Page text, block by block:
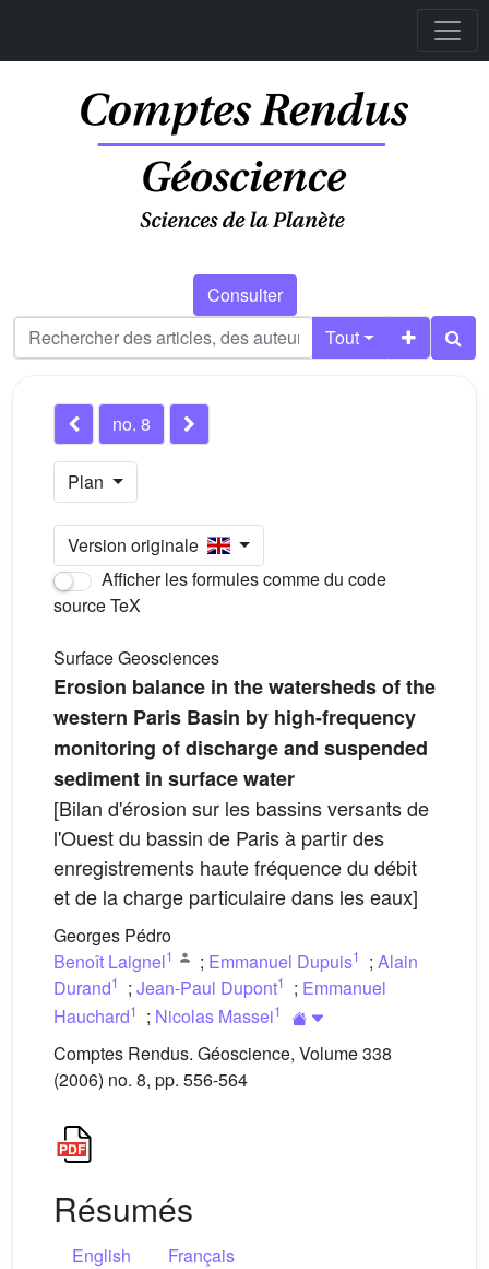
Consulter
Tout
no. 8
Plan
Version originale
Afficher les formules comme du code
source TeX
Surface Geosciences
Erosion balance in the watersheds of the
western Paris Basin by high-frequency
monitoring of discharge and suspended
sediment in surface water
[Bilan d'érosion sur les bassins versants de
l'Ouest du bassin de Paris à partir des
enregistrements haute fréquence du débit
et de la charge particulaire dans les eaux]
Georges Pédro
Benoît Laignel1 ; Emmanuel Dupuis1 ; Alain
Durand1 ; Jean-Paul Dupont1 ; Emmanuel
Hauchard1 ; Nicolas Massei1
Comptes Rendus. Géoscience, Volume 338
(2006) no. 8, pp. 556-564
Résumés
English
Français